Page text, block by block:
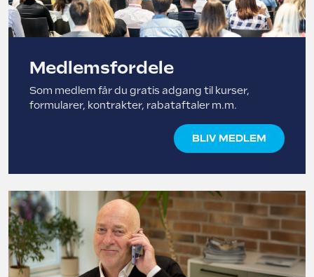
Medlemsfordele
Som medlem får du gratis adgang til kurser,
formularer, kontrakter, rabataftaler m.m.
BLIV MEDLEM